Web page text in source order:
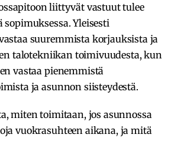
liittyvät vastuut tulee
Yleisesti
suuremmista korjauksista ja
talotekniikan toimivuudesta, kun
vastaa pienemmistä
ja asunnon siisteydestä.
miten toimitaan, jos asunnossa
vuokrasuhteen aikana, ja mitä